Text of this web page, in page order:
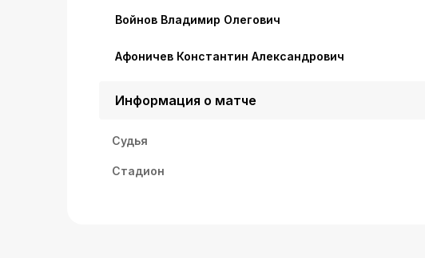
Войнов Владимир Олегович
Афоничев Константин Александрович
Информация о матче
Судья
Стадион